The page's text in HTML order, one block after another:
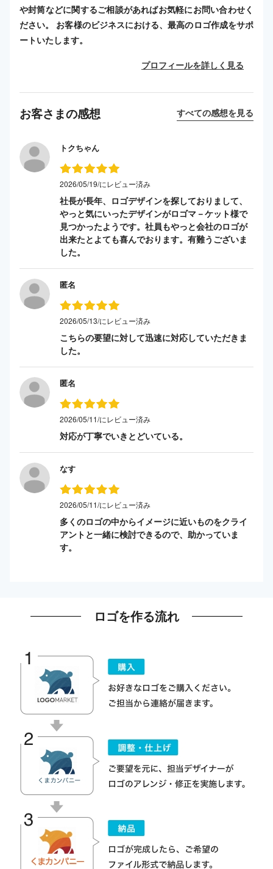
や封筒などに関するご相談があればお気軽にお問い合わせく
ださい。 お客様のビジネスにおける、最高のロゴ作成をサポ
ートいたします。
プロフィールを詳しく見る
お客さまの感想 すべての感想を見る
トクちゃん
2026/05/19/にレビュー済み
社長が長年、ロゴデザインを探しておりまして、
やっと気にいったデザインがロゴマ－ケット様で
見つかったようです。社員もやっと会社のロゴが
出来たとよても喜んでおります。有難うございま
した。
匿名
2026/05/13/にレビュー済み
こちらの要望に対して迅速に対応していただきま
した。
匿名
2026/05/11/にレビュー済み
対応が丁寧でいきとどいている。
なす
2026/05/11/にレビュー済み
多くのロゴの中からイメージに近いものをクライ
アントと一緒に検討できるので、助かっていま
す。
ロゴを作る流れ